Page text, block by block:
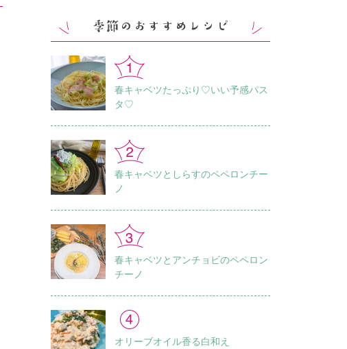
春キャベツたっぷり♡いい予感パス
タ♡
春キャベツとしらすのペペロンチー
ノ
春キャベツとアンチョビのペペロン
チーノ
オリーブオイル香る白和え